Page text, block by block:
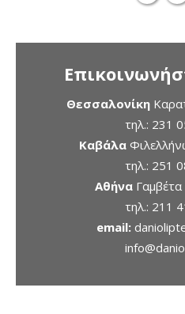
Θεσσαλονίκη
τηλ.: 231
Καβάλα
τηλ.: 251
Αθήνα
τηλ.: 211
email: